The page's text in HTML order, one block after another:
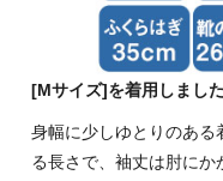
[Mサイズ]を着用しました
身幅に少しゆとりのあ
る長さで、袖丈は肘に